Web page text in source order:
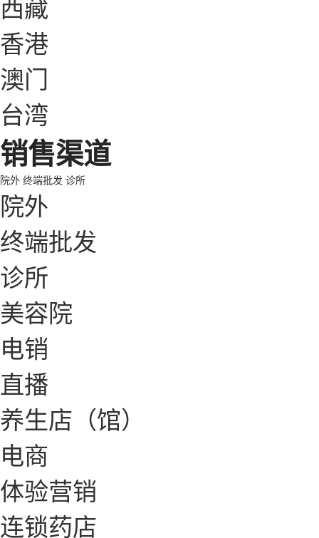
西藏
香港
澳门
台湾
销售渠道
院外 终端批发 诊所
院外
终端批发
诊所
美容院
电销
直播
养生店（馆）
电商
体验营销
连锁药店